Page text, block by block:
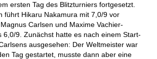
ersten Tag des Blitzturniers fortgesetzt.
führt Hikaru Nakamura mit 7,0/9 vor
Carlsen und Maxime Vachier-
6,0/9. Zunächst hatte es nach einem Start-
ausgesehen: Der Weltmeister war
Tag gestartet, musste dann aber eine